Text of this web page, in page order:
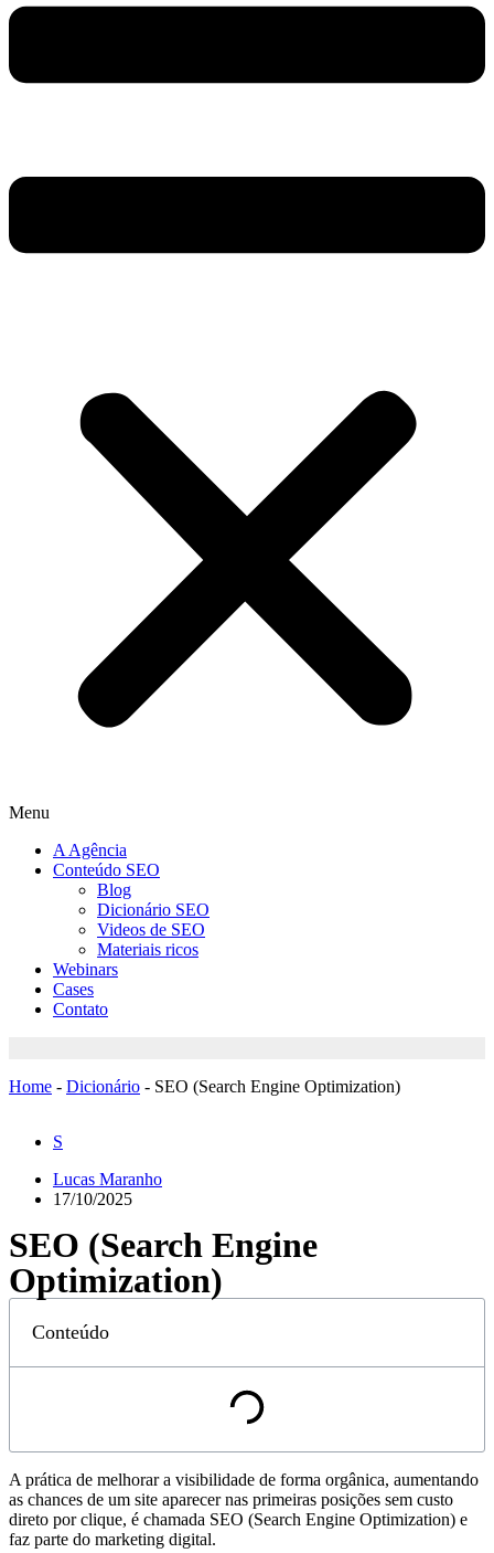
Menu
A Agência
Conteúdo SEO
Blog
Dicionário SEO
Videos de SEO
Materiais ricos
Webinars
Cases
Contato
Home - Dicionário - SEO (Search Engine Optimization)
S
Lucas Maranho
17/10/2025
SEO (Search Engine
Optimization)
Conteúdo
A prática de melhorar a visibilidade de forma orgânica, aumentando
as chances de um site aparecer nas primeiras posições sem custo
direto por clique, é chamada SEO (Search Engine Optimization) e
faz parte do marketing digital.